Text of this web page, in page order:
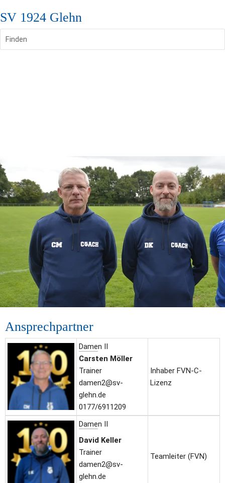
SV 1924 Glehn
Finden
Ansprechpartner
Damen II
Carsten Möller
Trainer
damen2@sv-
glehn.de
0177/6911209
Inhaber FVN-C-
Lizenz
Damen II
David Keller
Trainer
damen2@sv-
glehn.de
Teamleiter (FVN)